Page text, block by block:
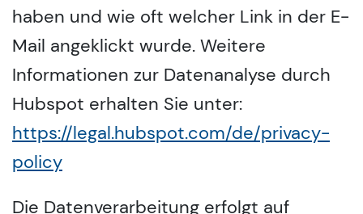
haben und wie oft welcher Link in der E-
Mail angeklickt wurde. Weitere
Informationen zur Datenanalyse durch
Hubspot erhalten Sie unter:
https://legal.hubspot.com/de/privacy-
policy
Die Datenverarbeitung erfolgt auf